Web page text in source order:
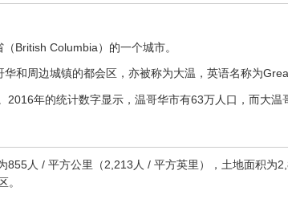
British Columbia）的一个城市。
和周边城镇的都会区，亦被称为大温，英语名称为
年的统计数字显示，温哥华市有63万人口，而大温
人 / 平方公里（2,213人 / 平方英里），土地面积为
。